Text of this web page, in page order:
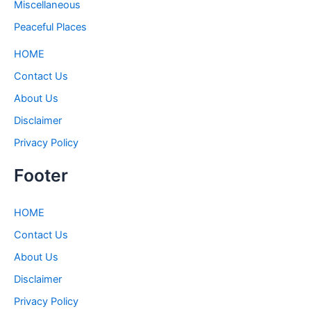
Miscellaneous
Peaceful Places
HOME
Contact Us
About Us
Disclaimer
Privacy Policy
Footer
HOME
Contact Us
About Us
Disclaimer
Privacy Policy